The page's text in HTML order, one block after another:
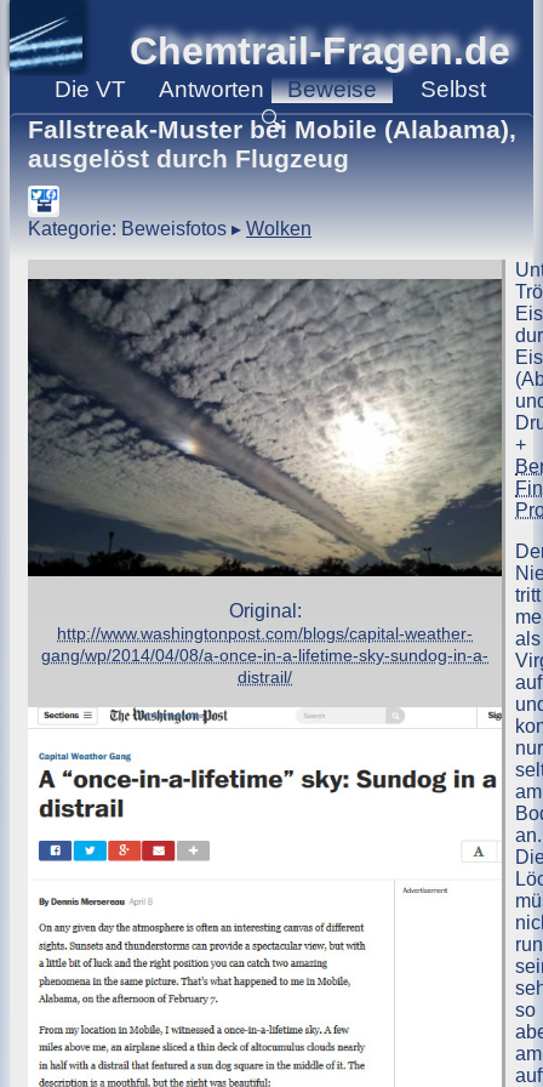
Chemtrail-Fragen.de
Die VT Antworten Beweise
Selbst
🔍
Fallstreak-Muster bei Mobile (Alabama),
ausgelöst durch Flugzeug
Kategorie: Beweisfotos ▸ Wolken
Original:
http://www.washingtonpost.com/blogs/capital-weather-
gang/wp/2014/04/08/a-once-in-a-lifetime-sky-sundog-in-a-
distrail/
+
tritt
als
auf
nur
am
an.
so
am